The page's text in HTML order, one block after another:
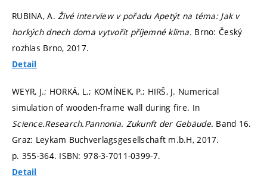
RUBINA, A.Živé interview v pořadu Apetýt na téma: Jak v
horkých dnech doma vytvořit příjemné klima. Brno: Český
rozhlas Brno, 2017.
Detail
WEYR, J.; HORKÁ, L.; KOMÍNEK, P.; HIRŠ, J. Numerical
simulation of wooden-frame wall during fire. In
Science.Research.Pannonia. Zukunft der Gebäude. Band 16.
Graz: Leykam Buchverlagsgesellschaft m.b.H, 2017.
p. 355-364. ISBN: 978-3-7011-0399-7.
Detail